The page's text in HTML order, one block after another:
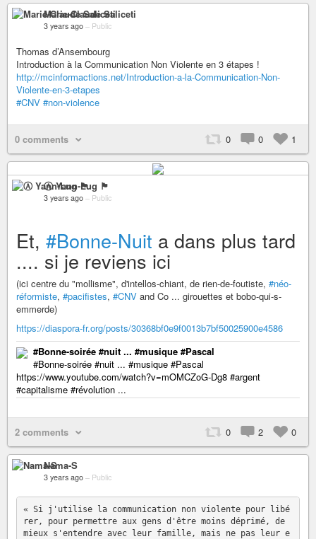
Marie-Claude Saliceti
3 years ago – Public
Thomas d’Ansembourg
Introduction à la Communication Non Violente en 3 étapes !
http://mcinformactions.net/Introduction-a-la-Communication-Non-
Violente-en-3-etapes
#CNV #non-violence
0 comments 0 0 1
Ⓐ Yann-Lug 🏴
3 years ago – Public
Et, #Bonne-Nuit a dans plus tard
.... si je reviens ici
(ici centre du "mollisme", d'intellos-chiant, de rien-de-foutiste, #néo-
réformiste, #pacifistes, #CNV and Co ... girouettes et bobo-qui-s-
emmerde)
https://diaspora-fr.org/posts/30368bf0e9f0013b7bf50025900e4586
#Bonne-soirée #nuit ... #musique #Pascal
#Bonne-soirée #nuit ... #musique #Pascal
https://www.youtube.com/watch?v=mOMCZoG-Dg8 #argent
#capitalisme #révolution ...
2 comments 0 2 0
Nama-S
3 years ago – Public
« Si j'utilise la communication non violente pour libé
rer, pour permettre aux gens d'être moins déprimé, de
mieux s'entendre avec leur famille, mais ne pas leur e